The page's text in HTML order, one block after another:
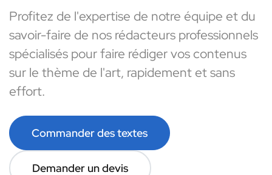
Profitez de l'expertise de notre équipe et du
savoir-faire de nos rédacteurs professionnels
spécialisés pour faire rédiger vos contenus
sur le thème de l'art, rapidement et sans
effort.
Commander des textes
Demander un devis